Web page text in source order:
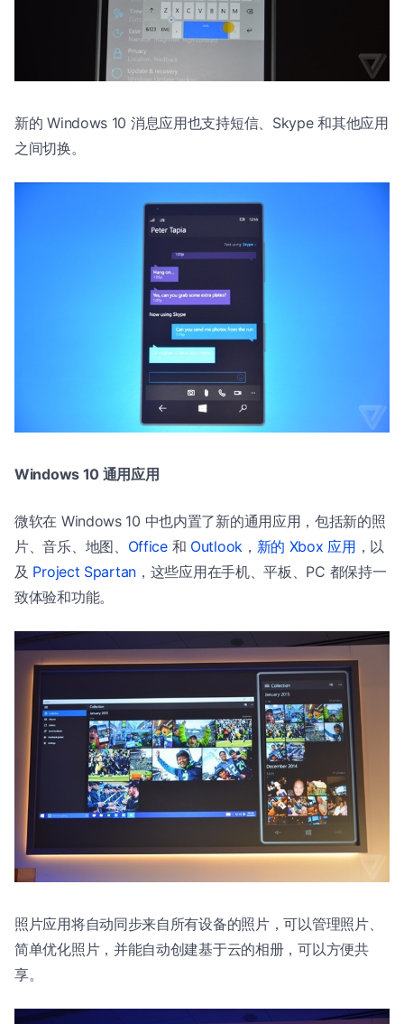
新的 Windows 10 消息应用也支持短信、Skype 和其他应用
之间切换。
Windows 10 通用应用
微软在 Windows 10 中也内置了新的通用应用，包括新的照
片、音乐、地图、 Office和 Outlook， 新的 Xbox 应用 ，以
及 Project Spartan，这些应用在手机、平板、PC 都保持一
致体验和功能。
照片应用将自动同步来自所有设备的照片，可以管理照片、
简单优化照片，并能自动创建基于云的相册，可以方便共
享。